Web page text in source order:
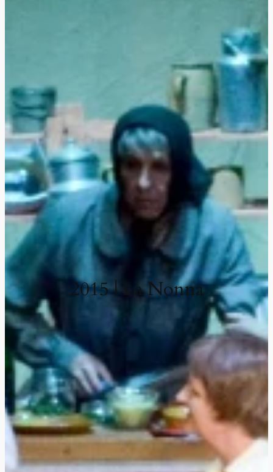
2015 | La Nonna